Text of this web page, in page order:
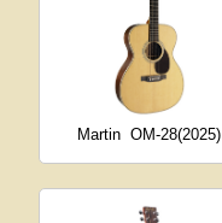
Martin OM-28(2025)